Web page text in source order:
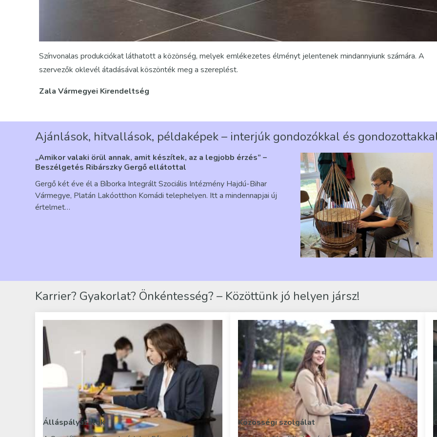
Színvonalas produkciókat láthatott a közönség, melyek emlékezetes élményt jelentenek mindannyiunk számára. A
szervezők oklevél átadásával köszönték meg a szereplést.
Zala Vármegyei Kirendeltség
Ajánlások, hitvallások, példaképek – interjúk gondozókkal és
„Amikor valaki örül annak, amit készítek, az a legjobb érzés” –
Beszélgetés Ribárszky Gergő ellátottal
Gergő két éve él a Bíborka Integrált Szociális Intézmény Hajdú-Bihar
Vármegye, Platán Lakóotthon Komádi telephelyen. Itt a mindennapjai új
értelmet…
Karrier? Gyakorlat? Önkéntesség? – Közöttünk jó helyen jársz!
Álláspályázatok
Közösségi szolgálat